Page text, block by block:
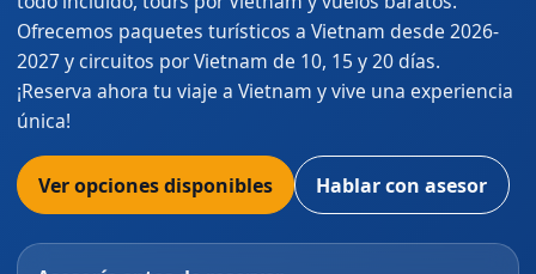
Ofrecemos paquetes turísticos a Vietnam desde 2026-
2027 y circuitos por Vietnam de 10, 15 y 20 días.
¡Reserva ahora tu viaje a Vietnam y vive una experiencia
única!
Ver opciones disponibles Hablar con asesor